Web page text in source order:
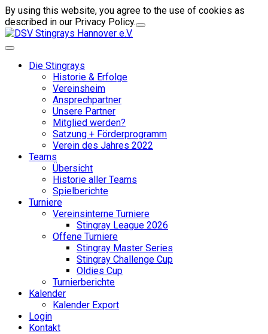
By using this website, you agree to the use of cookies as
described in our Privacy Policy.
Die Stingrays
Historie & Erfolge
Vereinsheim
Ansprechpartner
Unsere Partner
Mitglied werden?
Satzung + Förderprogramm
Verein des Jahres 2022
Teams
Übersicht
Historie aller Teams
Spielberichte
Turniere
Vereinsinterne Turniere
Stingray League 2026
Offene Turniere
Stingray Master Series
Stingray Challenge Cup
Oldies Cup
Turnierberichte
Kalender
Kalender Export
Login
Kontakt